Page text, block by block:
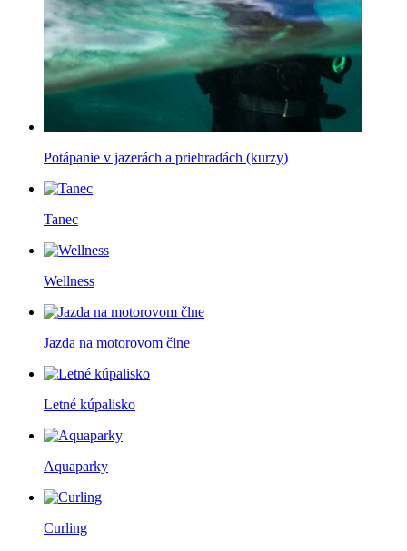
Potápanie v jazerách a priehradách (kurzy)
Tanec
Wellness
Jazda na motorovom člne
Letné kúpalisko
Aquaparky
Curling